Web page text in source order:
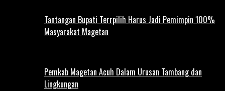
Tantangan Bupati Terrpilih Harus Jadi Pemimpin 100%
Masyarakat Magetan
Pemkab Magetan Acuh Dalam Urusan Tambang dan
Lingkungan